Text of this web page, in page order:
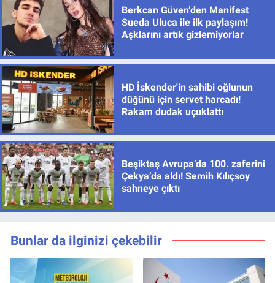
Berkcan Güven’den Manifest
Sueda Uluca ile ilk paylaşım!
Aşklarını artık gizlemiyorlar
HD İskender'in sahibi oğlunun
düğünü için servet harcadı!
Rakam dudak uçuklattı
Beşiktaş Avrupa’da 100. zaferini
Çekya’da aldı! Semih Kılıçsoy
sahneye çıktı
Bunlar da ilginizi çekebilir